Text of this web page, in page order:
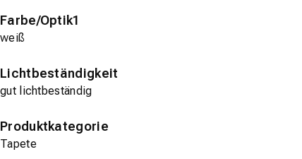
Farbe/Optik1
weiß
Lichtbeständigkeit
gut lichtbeständig
Produktkategorie
Tapete